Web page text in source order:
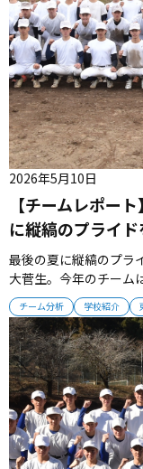
チーム分析 学校紹介
【チームレポー
に縦縞のプライド
2026年5月10日
最後の夏に縦縞のプ
大菅生。今年のチーム
かう。 ■安定した戦績
園出場を誇る西東京強
となると、2021、